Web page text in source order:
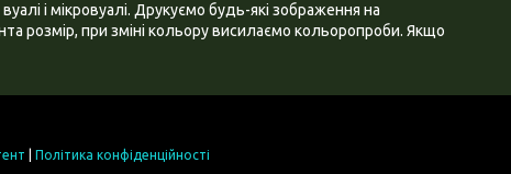
і мікровуалі. Друкуємо будь-які зображення на
розмір, при зміні кольору висилаємо кольоропроби. Якщо
Політика конфіденційності